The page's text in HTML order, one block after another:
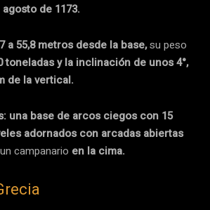
agosto de 1173.
a 55,8 metros desde la base,su peso
toneladas y la inclinación de unos 4°,
de la vertical.
una base de arcos ciegos con 15
adornados con arcadas abiertas
campanario en la cima.